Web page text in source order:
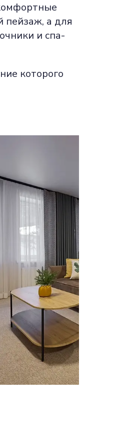
пейзаж, а для
и спа-
которого